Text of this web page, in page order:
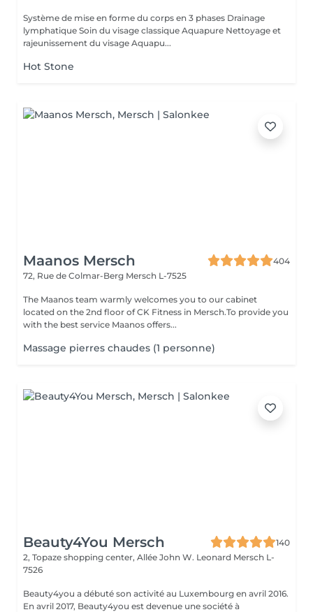
Système de mise en forme du corps en 3 phases Drainage
lymphatique Soin du visage classique Aquapure Nettoyage et
rajeunissement du visage Aquapu...
Hot Stone
Maanos Mersch
404
72, Rue de Colmar-Berg Mersch L-7525
The Maanos team warmly welcomes you to our cabinet
located on the 2nd floor of CK Fitness in Mersch.To provide you
with the best service Maanos offers...
Massage pierres chaudes (1 personne)
Beauty4You Mersch
140
2, Topaze shopping center, Allée John W. Leonard Mersch L-
7526
Beauty4you a débuté son activité au Luxembourg en avril 2016.
En avril 2017, Beauty4you est devenue une société à